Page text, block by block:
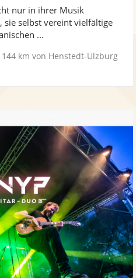
Sternen
nur in ihrer Musik
sie selbst vereint vielfältige
...
144 km von Henstedt-Ulzburg